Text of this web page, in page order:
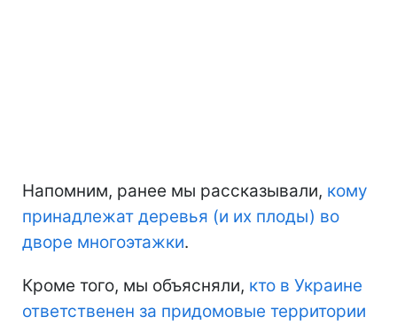
Напомним, ранее мы рассказывали, кому
принадлежат деревья (и их плоды) во
дворе многоэтажки.
Кроме того, мы объясняли, кто в Украине
ответственен за придомовые территории